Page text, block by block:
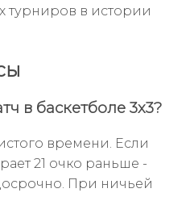
турниров в истории
в баскетболе 3х3?
времени. Если
21 очко раньше -
При ничьей